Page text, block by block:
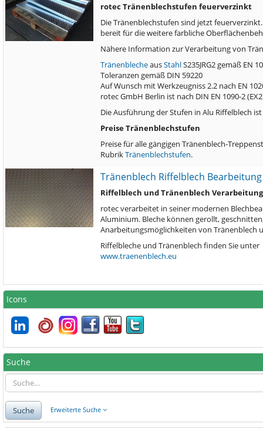
rotec Tränenblechstufen feuerverzinkt
Die Tränenblechstufen sind jetzt
bereit für die weitere farbliche
Nähere Information zur Verarbeitung von
TränenblecheausStahlS235JRG2 gemäß EN
Toleranzen gemäß DIN 59220
Auf Wunsch mit Werkzeugniss 2.2 nach EN
rotec GmbH Berlin ist nach DIN EN 1090-2
Die Ausführung der Stufen in Alu Riffelblech
Preise Tränenblechstufen
Preise für alle gängigen Tränenblech-
RubrikTränenblechstufen.
Tränenblech Riffelblech Bearbeitung
Riffelblech und Tränenblech
rotec verarbeitet in seiner modernen
Aluminium. Bleche können gerollt,
Anarbeitungsmöglichkeiten von Tränenblech
Riffelbleche und Tränenblech finden Sie unter
www.traenenblech.eu
Icons
Suche
Suche Erweiterte Suche